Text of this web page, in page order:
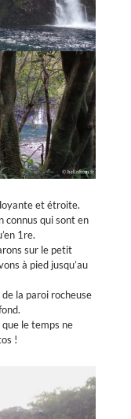
et étroite.
connus qui sont en
1re.
sur le petit
à pied jusqu’au
la paroi rocheuse
le temps ne
!